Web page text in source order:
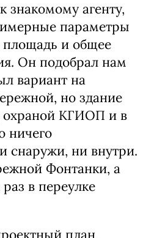
знакомому агенту,
параметры
площадь и общее
Он подобрал нам
вариант на
но здание
охраной КГИОП и в
ничего
снаружи, ни внутри.
Фонтанки, а
в переулке